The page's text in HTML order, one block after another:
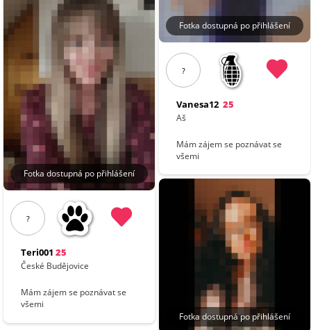
Fotka dostupná po přihlášení
?
Teri001 25
České Budějovice
Mám zájem se poznávat se
všemi
Fotka dostupná po přihlášení
?
Vanesa12 25
Aš
Mám zájem se poznávat se
všemi
Fotka dostupná po přihlášení